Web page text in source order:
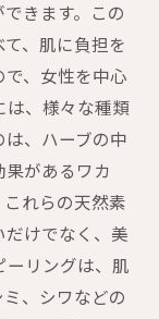
きます。この
、肌に負担を
、女性を中心
は、様々な種類
、ハーブの中
があるワカ
れらの天然素
だけでなく、美
ーリングは、肌
、シワなどの